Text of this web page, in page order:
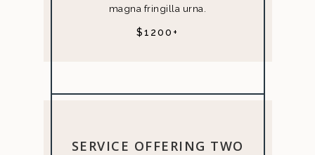
magna fringilla urna.
$1200+
SERVICE OFFERING TWO